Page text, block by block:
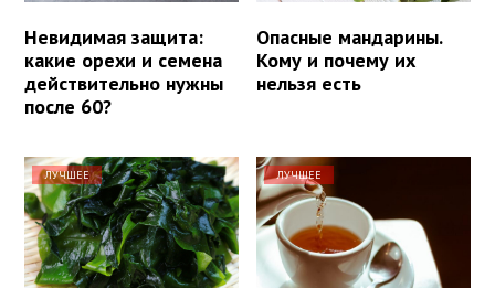
Невидимая защита:
какие орехи и семена
действительно нужны
после 60?
Опасные мандарины.
Кому и почему их
нельзя есть
ЛУЧШЕЕ ЛУЧШЕЕ